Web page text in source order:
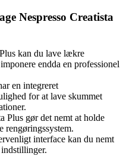
Nespresso Creatista
kan du lave lækre
endda en professionel
en integreret
for at lave skummet
Plus gør det nemt at holde
rengøringssystem.
interface kan du nemt